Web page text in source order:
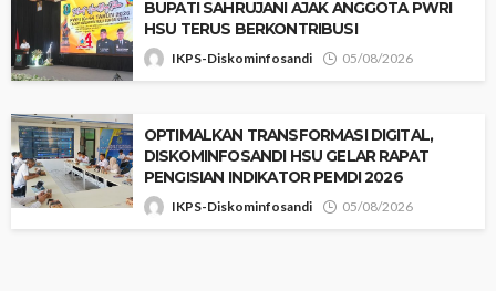
BUPATI SAHRUJANI AJAK ANGGOTA PWRI
HSU TERUS BERKONTRIBUSI
IKPS-Diskominfosandi 05/08/2026
‎OPTIMALKAN TRANSFORMASI DIGITAL,
DISKOMINFOSANDI HSU GELAR RAPAT
PENGISIAN INDIKATOR PEMDI 2026 ‎
IKPS-Diskominfosandi 05/08/2026